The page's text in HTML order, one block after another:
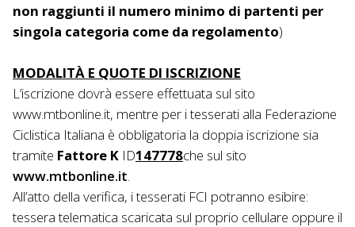
non raggiunti il numero minimo di partenti per
singola categoria come da regolamento)
MODALITÀ E QUOTE DI ISCRIZIONE
L’iscrizione dovrà essere effettuata sul sito
www.mtbonline.it, mentre per i tesserati alla Federazione
Ciclistica Italiana è obbligatoria la doppia iscrizione sia
tramite Fattore K ID147778che sul sito
www.mtbonline.it.
All’atto della verifica, i tesserati FCI potranno esibire:
tessera telematica scaricata sul proprio cellulare oppure il